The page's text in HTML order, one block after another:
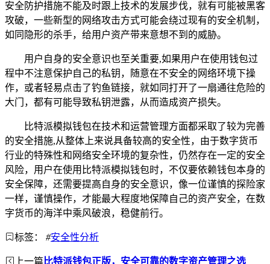
安全防护措施不能及时跟上技术的发展步伐，就有可能被黑客
攻破，一些新型的网络攻击方式可能会绕过现有的安全机制，
如同隐形的杀手，给用户资产带来意想不到的威胁。
用户自身的安全意识也至关重要,如果用户在使用钱包过
程中不注意保护自己的私钥，随意在不安全的网络环境下操
作，或者轻易点击了钓鱼链接，就如同打开了一扇通往危险的
大门，都有可能导致私钥泄露，从而造成资产损失。
比特派模拟钱包在技术和运营管理方面都采取了较为完善
的安全措施,从整体上来说具备较高的安全性，由于数字货币
行业的特殊性和网络安全环境的复杂性，仍然存在一定的安全
风险，用户在使用比特派模拟钱包时，不仅要依赖钱包本身的
安全保障，还需要提高自身的安全意识，像一位谨慎的探险家
一样，谨慎操作，才能最大程度地保障自己的资产安全，在数
字货币的海洋中乘风破浪，稳健前行。
标签： #安全性分析
上一篇 比特派钱包正版，安全可靠的数字资产管理之选